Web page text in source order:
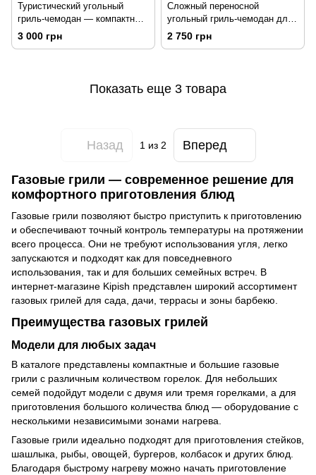
Туристический угольный
гриль-чемодан — компактный
складной гриль для пикников
и отдыха
3 000 грн
Сложный переносной
угольный гриль-чемодан для
дачи, кемпинга и отдыха на
природе.
2 750 грн
Показать еще 3 товара
Назад 1из 2 Вперед
Газовые грили — современное решение для
комфортного приготовления блюд
Газовые грили позволяют быстро приступить к приготовлению
и обеспечивают точный контроль температуры на протяжении
всего процесса. Они не требуют использования угля, легко
запускаются и подходят как для повседневного
использования, так и для больших семейных встреч. В
интернет-магазине Kipish представлен широкий ассортимент
газовых грилей для сада, дачи, террасы и зоны барбекю.
Преимущества газовых грилей
Модели для любых задач
В каталоге представлены компактные и большие газовые
грили с различным количеством горелок. Для небольших
семей подойдут модели с двумя или тремя горелками, а для
приготовления большого количества блюд — оборудование с
несколькими независимыми зонами нагрева.
Газовые грили идеально подходят для приготовления стейков,
шашлыка, рыбы, овощей, бургеров, колбасок и других блюд.
Благодаря быстрому нагреву можно начать приготовление